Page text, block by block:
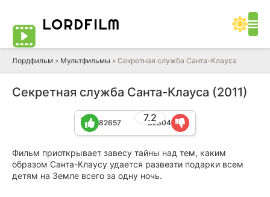
LORDFILM
Лордфильм » Мультфильмы » Секретная служба Санта-Клауса
Секретная служба Санта-Клауса (2011)
7.2
82657 32304
Фильм приоткрывает завесу тайны над тем, каким
образом Санта-Клаусу удается развезти подарки всем
детям на Земле всего за одну ночь.